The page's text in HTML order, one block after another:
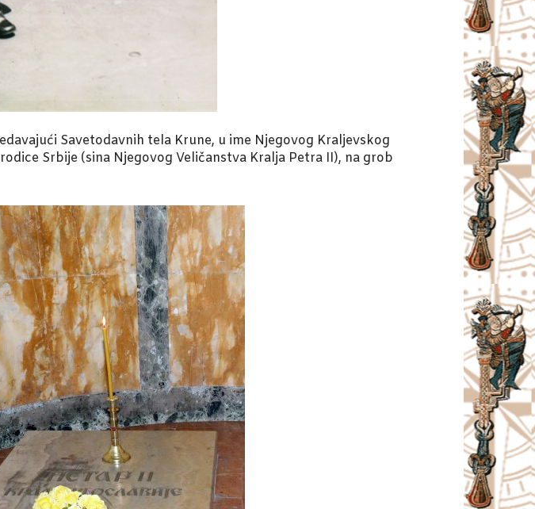
Savetodavnih tela Krune, u ime Njegovog Kraljevskog
Srbije (sina Njegovog Veličanstva Kralja Petra II), na grob